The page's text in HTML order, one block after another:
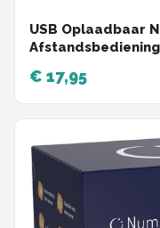
USB Oplaadbaar
kleuren - Wake-
verlichting -
voor Baby,
Touch Control -
€ 17,95